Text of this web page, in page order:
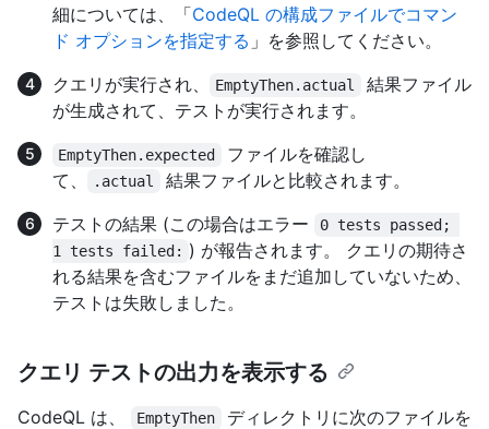
細については、「CodeQL の構成ファイルでコマン
ド オプションを指定する 」を参照してください。
クエリが実行され、
EmptyThen.actual
結果ファイル
が生成されて、テストが実行されます。
EmptyThen.expected
ファイルを確認し
て、
.actual
結果ファイルと比較されます。
テストの結果 (この場合はエラー
0 tests passed;
1 tests failed: ) が報告されます。 クエリの期待さ
れる結果を含むファイルをまだ追加していないため、
テストは失敗しました。
クエリ テストの出力を表示する
CodeQL は、 EmptyThen
ディレクトリに次のファイルを